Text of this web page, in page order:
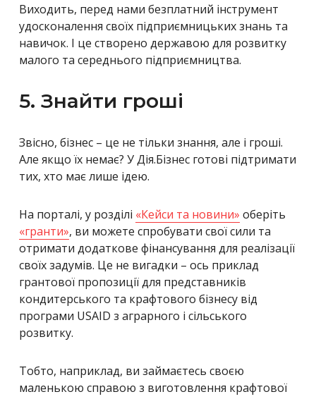
Виходить, перед нами безплатний інструмент
удосконалення своїх підприємницьких знань та
навичок. І це створено державою для розвитку
малого та середнього підприємництва.
5. Знайти гроші
Звісно, бізнес – це не тільки знання, але і гроші.
Але якщо їх немає? У Дія.Бізнес готові підтримати
тих, хто має лише ідею.
На порталі, у розділі «Кейси та новини» оберіть
«гранти», ви можете спробувати свої сили та
отримати додаткове фінансування для реалізації
своїх задумів. Це не вигадки – ось приклад
грантової пропозиції для представників
кондитерського та крафтового бізнесу від
програми USAID з аграрного і сільського
розвитку.
Тобто, наприклад, ви займаєтесь своєю
маленькою справою з виготовлення крафтової